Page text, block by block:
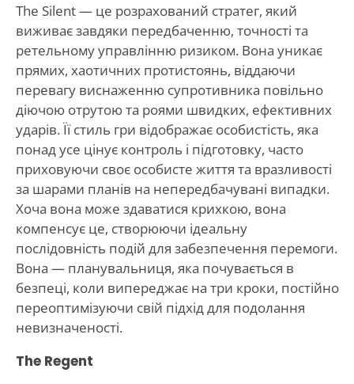
The Silent — це розрахований стратег, який
виживає завдяки передбаченню, точності та
ретельному управлінню ризиком. Вона уникає
прямих, хаотичних протистоянь, віддаючи
перевагу виснаженню супротивника повільно
діючою отрутою та роями швидких, ефективних
ударів. Її стиль гри відображає особистість, яка
понад усе цінує контроль і підготовку, часто
приховуючи своє особисте життя та вразливості
за шарами планів на непередбачувані випадки.
Хоча вона може здаватися крихкою, вона
компенсує це, створюючи ідеальну
послідовність подій для забезпечення перемоги.
Вона — планувальниця, яка почувається в
безпеці, коли випереджає на три кроки, постійно
переоптимізуючи свій підхід для подолання
невизначеності.
The Regent